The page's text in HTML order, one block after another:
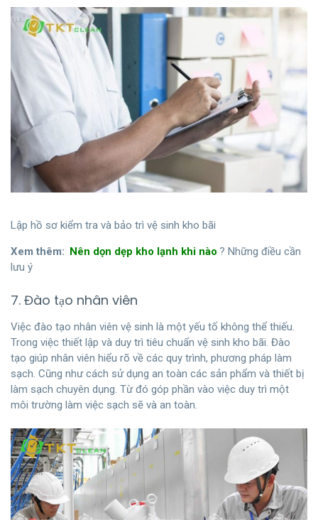
Lập hồ sơ kiểm tra và bảo trì vệ sinh kho bãi
Xem thêm: Nên dọn dẹp kho lạnh khi nào ? Những điều cần
lưu ý
7. Đào tạo nhân viên
Việc đào tạo nhân viên vệ sinh là một yếu tố không thể thiếu.
Trong việc thiết lập và duy trì tiêu chuẩn vệ sinh kho bãi. Đào
tạo giúp nhân viên hiểu rõ về các quy trình, phương pháp làm
sạch. Cũng như cách sử dụng an toàn các sản phẩm và thiết bị
làm sạch chuyên dụng. Từ đó góp phần vào việc duy trì một
môi trường làm việc sạch sẽ và an toàn.